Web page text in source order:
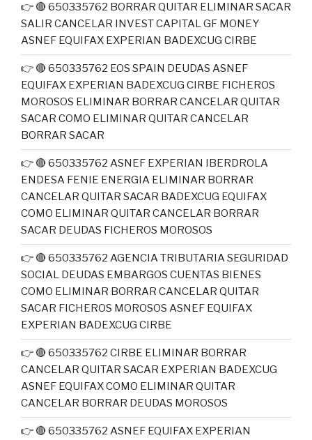
👉 🔴 650335762 BORRAR QUITAR ELIMINAR SACAR
SALIR CANCELAR INVEST CAPITAL GF MONEY
ASNEF EQUIFAX EXPERIAN BADEXCUG CIRBE
👉 🔴 650335762 EOS SPAIN DEUDAS ASNEF
EQUIFAX EXPERIAN BADEXCUG CIRBE FICHEROS
MOROSOS ELIMINAR BORRAR CANCELAR QUITAR
SACAR COMO ELIMINAR QUITAR CANCELAR
BORRAR SACAR
👉 🔴 650335762 ASNEF EXPERIAN IBERDROLA
ENDESA FENIE ENERGIA ELIMINAR BORRAR
CANCELAR QUITAR SACAR BADEXCUG EQUIFAX
COMO ELIMINAR QUITAR CANCELAR BORRAR
SACAR DEUDAS FICHEROS MOROSOS
👉 🔴 650335762 AGENCIA TRIBUTARIA SEGURIDAD
SOCIAL DEUDAS EMBARGOS CUENTAS BIENES
COMO ELIMINAR BORRAR CANCELAR QUITAR
SACAR FICHEROS MOROSOS ASNEF EQUIFAX
EXPERIAN BADEXCUG CIRBE
👉 🔴 650335762 CIRBE ELIMINAR BORRAR
CANCELAR QUITAR SACAR EXPERIAN BADEXCUG
ASNEF EQUIFAX COMO ELIMINAR QUITAR
CANCELAR BORRAR DEUDAS MOROSOS
👉 🔴 650335762 ASNEF EQUIFAX EXPERIAN